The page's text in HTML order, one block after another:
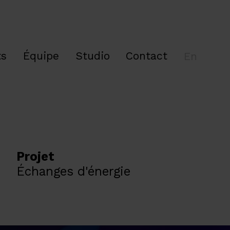
Équipe Studio Contact
Projet
Échanges d'énergie